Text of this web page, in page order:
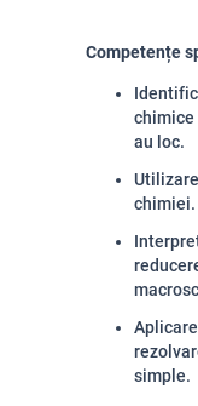
Competențe
chimice
au loc.
chimiei.
simple.